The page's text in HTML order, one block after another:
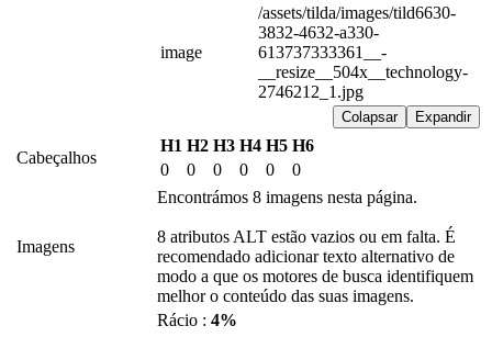
image
/assets/tilda/images/tild6630-
3832-4632-a330-
613737333361__-
__resize__504x__technology-
2746212_1.jpg
Expandir
Colapsar
Cabeçalhos
H1 H2 H3 H4 H5 H6
0
0 0 0 0 0
Imagens
Encontrámos 8 imagens nesta página.
8 atributos ALT estão vazios ou em falta. É
recomendado adicionar texto alternativo de
modo a que os motores de busca identifiquem
melhor o conteúdo das suas imagens.
Rácio : 4%